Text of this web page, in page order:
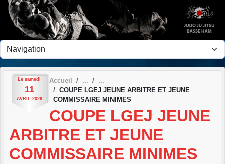
Le samedi
11
AVRIL 2026
Accueil
COUPE LGEJ JEUNE ARBITRE ET JEUNE
COMMISSAIRE MINIMES
COUPE LGEJ JEUNE
ARBITRE ET JEUNE
COMMISSAIRE MINIMES
Panneau de gestion des cookies